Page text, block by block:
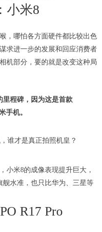
小米8
，哪怕各方面硬件都比较出色
求进一步的发展和回应消费者
机部分，要的就是改变这种局
里程碑，因为这是首款
手机。
小米8的成像表现提升巨大，
水准，也只比华为、三星等
R17 Pro